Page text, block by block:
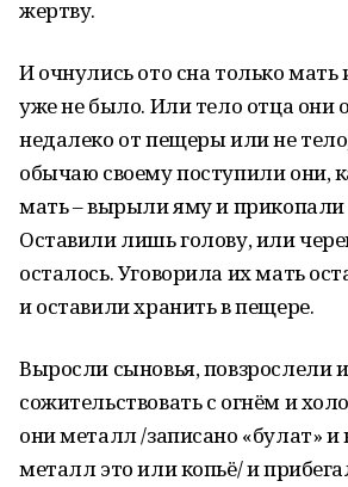
жертву.
И очнулись ото сна только мать
уже не было. Или тело отца они
недалеко от пещеры или не
обычаю своему поступили они,
мать – вырыли яму и прикопали
Оставили лишь голову, или
осталось. Уговорила их мать
и оставили хранить в пещере.
Выросли сыновья, повзрослели
сожительствовать с огнём и
они металл /записано «булат» и
металл это или копьё/ и